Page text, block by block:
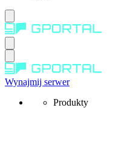
Wynajmij serwer
Produkty